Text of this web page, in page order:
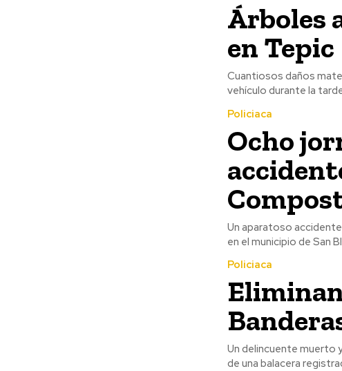
Árboles
en Tepic
Cuantiosos daños
vehículo durante la
Policiaca
Ocho
Un aparatoso
en el municipio de San
Policiaca
Un delincuente muerto
de una balacera